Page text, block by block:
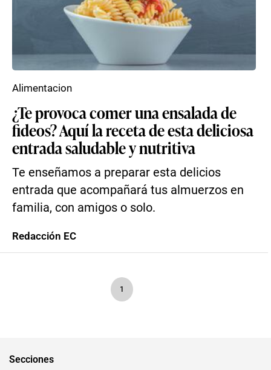
¿Te provoca comer una ensalada de
fideos? Aquí la receta de esta deliciosa
entrada saludable y nutritiva
Te enseñamos a preparar esta delicios
entrada que acompañará tus almuerzos en
familia, con amigos o solo.
Alimentacion
Redacción EC
1
Secciones